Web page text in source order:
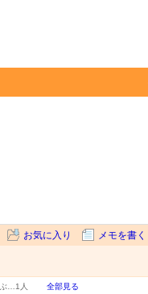
お気に入り メモを書く
… 1人 全部見る